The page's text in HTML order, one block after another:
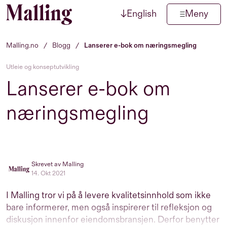
Hopp til innhold ↓English Meny
Malling.no / Blogg / Lanserer e-bok om næringsmegling
Utleie og konseptutvikling
Lanserer e-bok om
næringsmegling
Skrevet av Malling
14. Okt 2021
I Malling tror vi på å levere kvalitetsinnhold som ikke
bare informerer, men også inspirerer til refleksjon og
diskusjon innenfor eiendomsbransjen. Derfor benytter